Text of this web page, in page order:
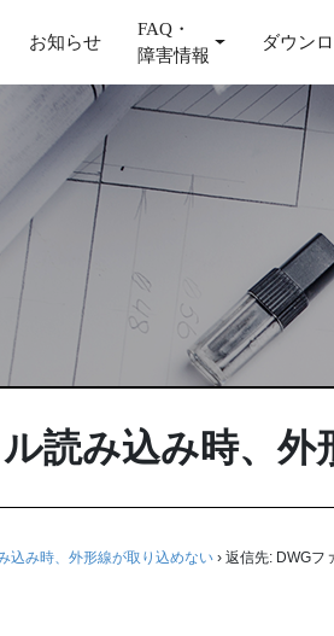
お知らせ
FAQ・
障害情報
ダウン
読み込み時、外
込み時、外形線が取り込めない › 返信先: DWGフ